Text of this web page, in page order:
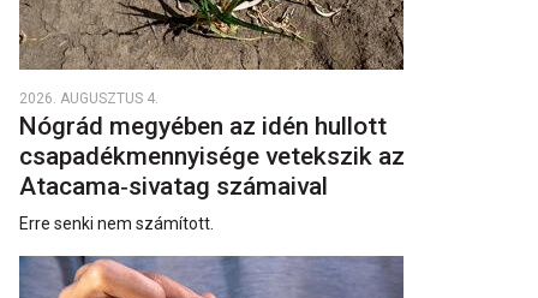
2026. AUGUSZTUS 4.
Nógrád megyében az idén hullott
csapadékmennyisége vetekszik az
Atacama‑sivatag számaival
Erre senki nem számított.